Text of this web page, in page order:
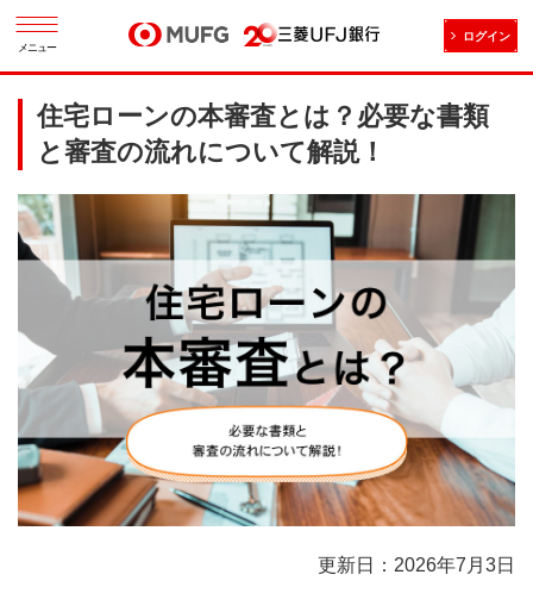
メニュー
ログイン
住宅ローンの本審査とは？必要な書類
と審査の流れについて解説！
更新日：2026年7月3日